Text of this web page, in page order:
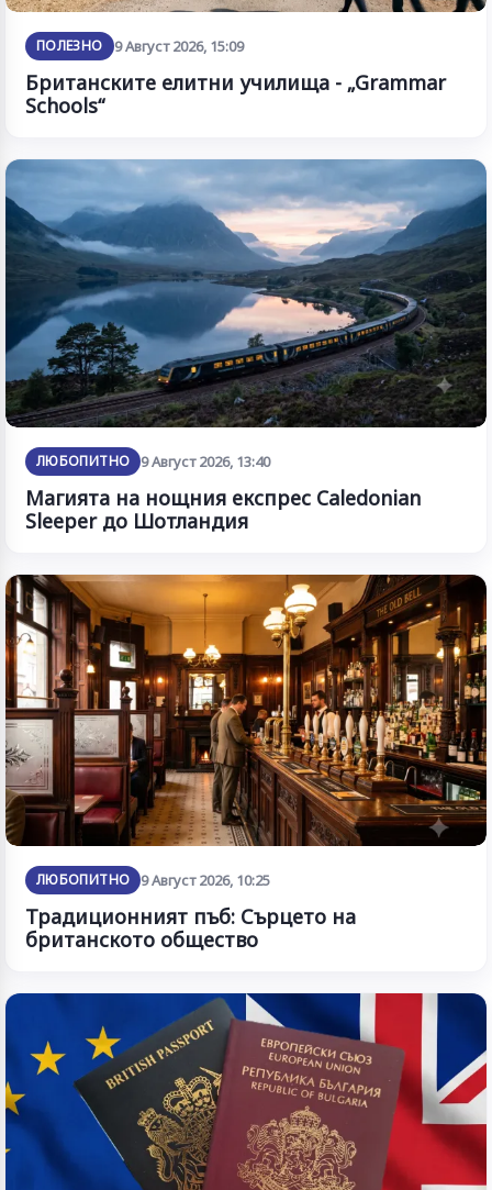
ПОЛЕЗНО 9 Август 2026, 15:09
Британските елитни училища - „Grammar
Schools“
ЛЮБОПИТНО 9 Август 2026, 13:40
Магията на нощния експрес Caledonian
Sleeper до Шотландия
ЛЮБОПИТНО 9 Август 2026, 10:25
Традиционният пъб: Сърцето на
британското общество